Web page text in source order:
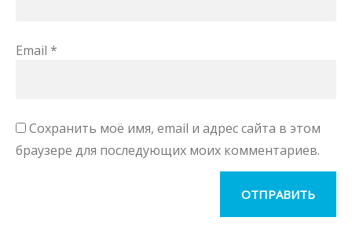
Email *
Сохранить моё имя, email и адрес сайта в этом
браузере для последующих моих комментариев.